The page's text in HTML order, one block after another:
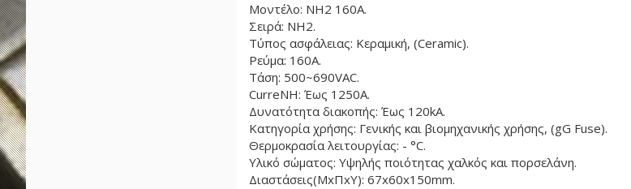
Μοντέλο: NH2 160A.
Σειρά: NH2.
Τύπος ασφάλειας: Κεραμική, (Ceramic).
Ρεύμα: 160A.
Τάση: 500~690VAC.
CurreNH: Έως 1250A.
Δυνατότητα διακοπής: Έως 120kA.
Κατηγορία χρήσης: Γενικής και βιομηχανικής χρήσης, (gG Fuse).
Θερμοκρασία λειτουργίας: - °C.
Υλικό σώματος: Υψηλής ποιότητας χαλκός και πορσελάνη.
Διαστάσεις(ΜxΠxΥ): 67x60x150mm.